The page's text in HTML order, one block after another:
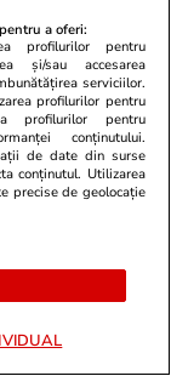
05 aug.
a oferi:
profilurilor pentru
și/sau accesarea
serviciilor.
profilurilor pentru
profilurilor pentru
conținutului.
de date din surse
conținutul. Utilizarea
precise de geolocație